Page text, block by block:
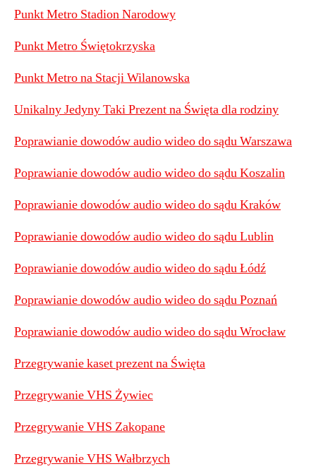
Punkt Metro Stadion Narodowy
Punkt Metro Świętokrzyska
Punkt Metro na Stacji Wilanowska
Unikalny Jedyny Taki Prezent na Święta dla rodziny
Poprawianie dowodów audio wideo do sądu Warszawa
Poprawianie dowodów audio wideo do sądu Koszalin
Poprawianie dowodów audio wideo do sądu Kraków
Poprawianie dowodów audio wideo do sądu Lublin
Poprawianie dowodów audio wideo do sądu Łódź
Poprawianie dowodów audio wideo do sądu Poznań
Poprawianie dowodów audio wideo do sądu Wrocław
Przegrywanie kaset prezent na Święta
Przegrywanie VHS Żywiec
Przegrywanie VHS Zakopane
Przegrywanie VHS Wałbrzych